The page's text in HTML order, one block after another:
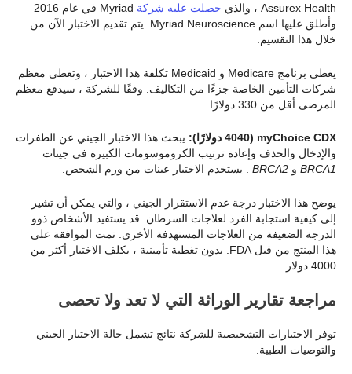
Assurex Health ، والذي
حصلت عليه شركة
Myriad في عام 2016
وأطلق عليها اسم Myriad Neuroscience. يتم تقديم الاختبار الآن من
خلال هذا التقسيم.
يغطي برنامج Medicare و Medicaid تكلفة هذا الاختبار ، وتغطي معظم
شركات التأمين الخاصة جزءًا من التكاليف. وفقًا للشركة ، سيدفع معظم
المرضى أقل من 330 دولارًا.
myChoice CDX (4040 دولارًا):
يبحث هذا الاختبار الجيني عن الطفرات
والإدخال والحذف وإعادة ترتيب الكروموسومات الكبيرة في جينات
BRCA1 و BRCA2 . يستخدم الاختبار عينات من ورم الشخص.
يوضح هذا الاختبار درجة عدم الاستقرار الجيني ، والتي يمكن أن تشير
إلى كيفية استجابة الفرد لعلاجات السرطان. قد يستفيد الأشخاص ذوو
الدرجة الضعيفة من العلاجات المستهدفة الأخرى. تمت الموافقة على
هذا المنتج من قبل FDA. بدون تغطية تأمينية ، يكلف الاختبار أكثر من
4000 دولار.
مراجعة تقارير الوراثة التي لا تعد ولا تحصى
توفر الاختبارات التشخيصية للشركة نتائج تشمل حالة الاختبار الجيني
والتوصيات الطبية.